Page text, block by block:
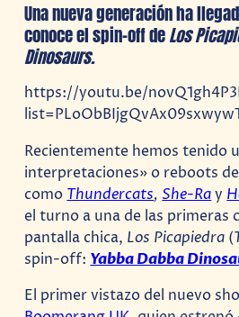
Una nueva generación ha
conoce el spin-off deLos
Dinosaurs.
https://youtu.be/
Recientemente hemos tenido
interpretaciones» o reboots
como Thundercats, She-Ray
el turno a una de las primeras
pantalla chica, Los Picapiedra (
spin-off: Yabba Dabba
El primer vistazo del nuevo